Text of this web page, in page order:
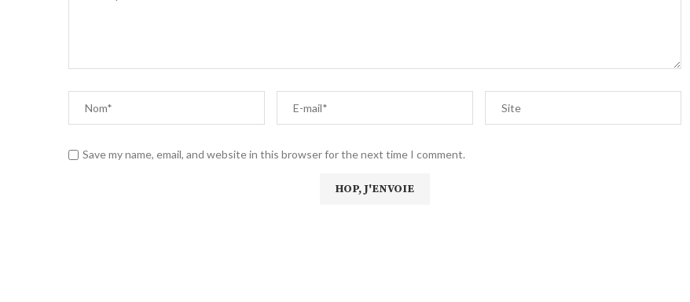
Save my name, email, and website in this browser for the next time I comment.